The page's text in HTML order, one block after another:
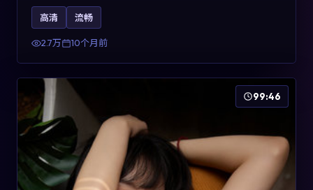
王景春的对手戏可圈可点。剧情层面以多线叙事拼贴都市
边缘人的选择与救赎，对关注导演风格与演员阵容的观众
具有检索与收藏价值。
高清 流畅
2.7万 10个月前
99:46